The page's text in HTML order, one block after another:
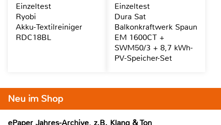
Neu im Shop
ePaper Jahres-Archive, z.B. Klang & Ton
Einzeltest
Ryobi
Akku-Textilreiniger
RDC18BL
Einzeltest
Dura Sat
Balkonkraftwerk Spaun
EM 1600CT +
SWM50/3 + 8,7 kWh-
PV-Speicher-Set